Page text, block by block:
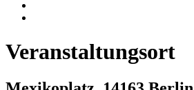
Veranstaltungsort